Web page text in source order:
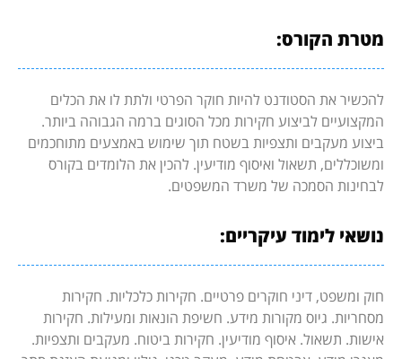
מטרת הקורס:
להכשיר את הסטודנט להיות חוקר הפרטי ולתת לו את הכלים
המקצועיים לביצוע חקירות מכל הסוגים ברמה הגבוהה ביותר.
ביצוע מעקבים ותצפיות בשטח תוך שימוש באמצעים מתוחכמים
ומשוכללים, תשאול ואיסוף מודיעין. להכין את הלומדים בקורס
לבחינות הסמכה של משרד המשפטים.
נושאי לימוד עיקריים:
חוק ומשפט, דיני חוקרים פרטיים. חקירות כלכליות. חקירות
מסחריות. גיוס מקורות מידע. חשיפת הונאות ומעילות. חקירות
אישות. תשאול. איסוף מודיעין. חקירות ביטוח. מעקבים ותצפיות.